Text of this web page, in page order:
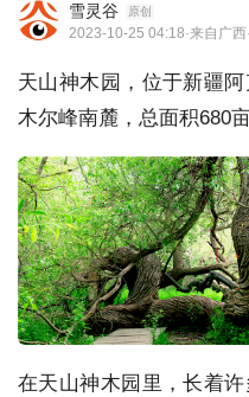
雪灵谷 原创
2023-10-25 04:18·来自广西
天山神木园，位于新疆
木尔峰南麓，总面积680
在天山神木园里，长着许